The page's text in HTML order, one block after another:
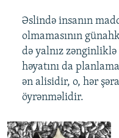
Əslində insanın
olmamasının
də yalnız
həyatını da
ən alisidir, o, hər
öyrənməlidir.